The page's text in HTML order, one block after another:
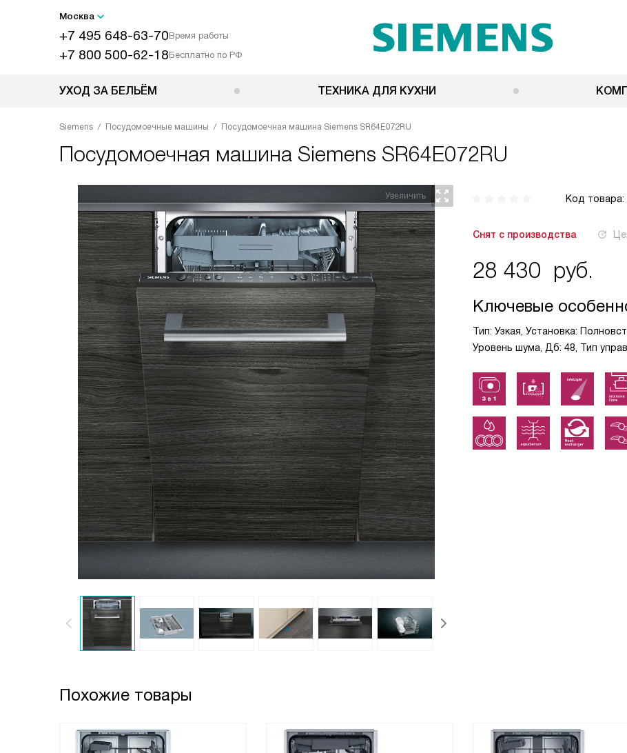
Москва
+7 495 648-63-70Время работы
+7 800 500-62-18Бесплатно по РФ
УХОД ЗА БЕЛЬЁМ ТЕХНИКА ДЛЯ КУХНИ
Siemens Посудомоечные машины Посудомоечная машина Siemens SR64E072RU
Посудомоечная машина Siemens SR64E072RU
Код товара:
Снят с производства
28 430 руб.
Ключевые
Тип: Узкая, Установка:
Уровень шума, Дб: 48, Тип
Похожие товары